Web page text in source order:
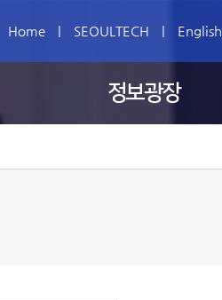
Home | SEOULTECH | English
정보광장